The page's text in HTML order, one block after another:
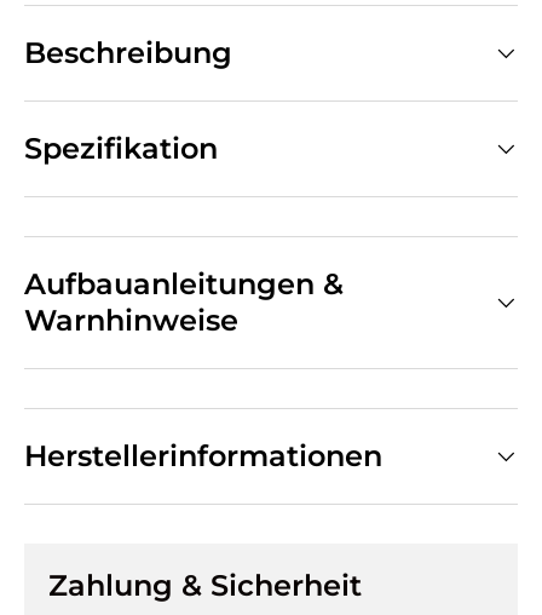
Beschreibung
Spezifikation
Aufbauanleitungen &
Warnhinweise
Herstellerinformationen
Zahlung & Sicherheit